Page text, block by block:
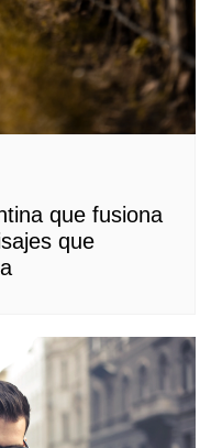
que fusiona
que